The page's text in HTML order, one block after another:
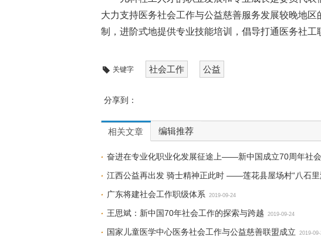
大力支持医务社会工作与公益慈善服务发展较晚地
制，进阶式地提供专业技能培训，倡导打通医务社工
关键字 社会工作 公益
分享到：
相关文章 编辑推荐
奋进在专业化职业化发展征途上——新中国成立70周年社
江西公益再出发 骑士精神正此时 ——莲花县屋场村“八石里
广东将建社会工作职级体系 2019-09-24
王思斌：新中国70年社会工作的探索与跨越 2019-09-24
国家儿童医学中心医务社会工作与公益慈善联盟成立 2019-